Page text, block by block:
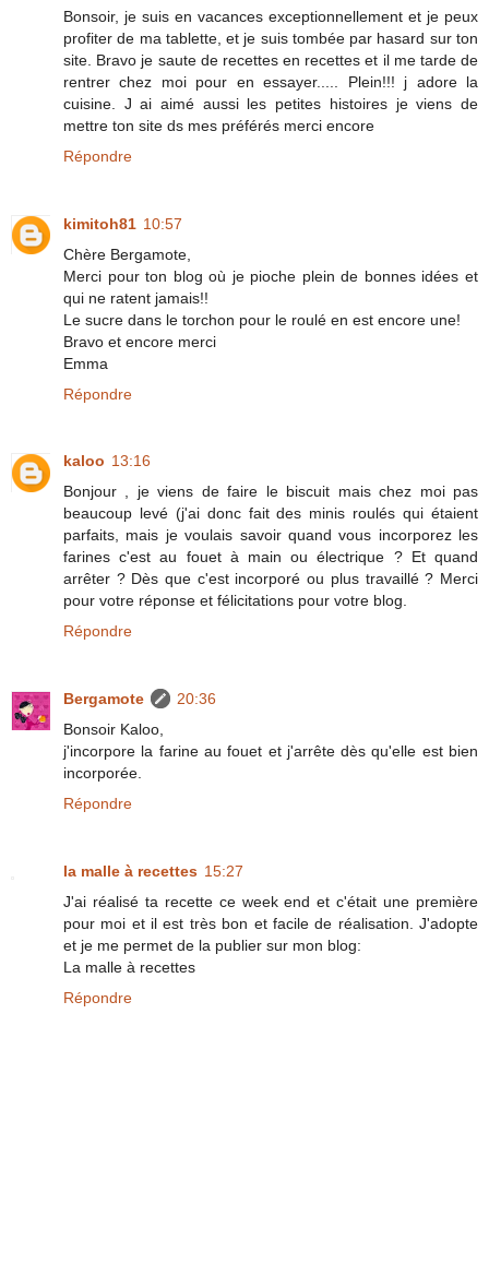
Bonsoir, je suis en vacances exceptionnellement et je peux
profiter de ma tablette, et je suis tombée par hasard sur ton
site. Bravo je saute de recettes en recettes et il me tarde de
rentrer chez moi pour en essayer..... Plein!!! j adore la
cuisine. J ai aimé aussi les petites histoires je viens de
mettre ton site ds mes préférés merci encore
Répondre
kimitoh81 10:57
Chère Bergamote,
Merci pour ton blog où je pioche plein de bonnes idées et
qui ne ratent jamais!!
Le sucre dans le torchon pour le roulé en est encore une!
Bravo et encore merci
Emma
Répondre
kaloo 13:16
Bonjour , je viens de faire le biscuit mais chez moi pas
beaucoup levé (j'ai donc fait des minis roulés qui étaient
parfaits, mais je voulais savoir quand vous incorporez les
farines c'est au fouet à main ou électrique ? Et quand
arrêter ? Dès que c'est incorporé ou plus travaillé ? Merci
pour votre réponse et félicitations pour votre blog.
Répondre
Bergamote
20:36
Bonsoir Kaloo,
j'incorpore la farine au fouet et j'arrête dès qu'elle est bien
incorporée.
Répondre
la malle à recettes 15:27
J'ai réalisé ta recette ce week end et c'était une première
pour moi et il est très bon et facile de réalisation. J'adopte
et je me permet de la publier sur mon blog:
La malle à recettes
Répondre